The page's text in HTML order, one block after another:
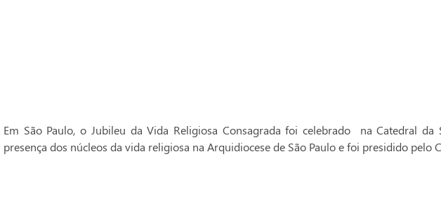
Em São Paulo, o Jubileu da Vida Religiosa Consagrada foi celebrado na Catedral da
presença dos núcleos da vida religiosa na Arquidiocese de São Paulo e foi presidido pelo